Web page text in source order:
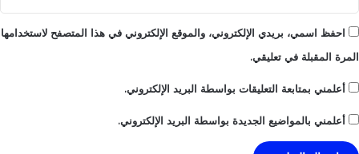
احفظ اسمي، بريدي الإلكتروني، والموقع الإلكتروني في هذا المتصفح لاستخدامها
المرة المقبلة في تعليقي.
أعلمني بمتابعة التعليقات بواسطة البريد الإلكتروني.
أعلمني بالمواضيع الجديدة بواسطة البريد الإلكتروني.